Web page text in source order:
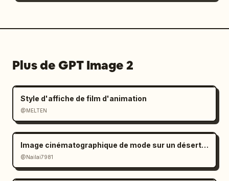
Plus de GPT Image 2
Style d'affiche de film d'animation
@MELTEN
Image cinématographique de mode sur un désert de sel à l'ambiance mélancolique
@Nailai7981